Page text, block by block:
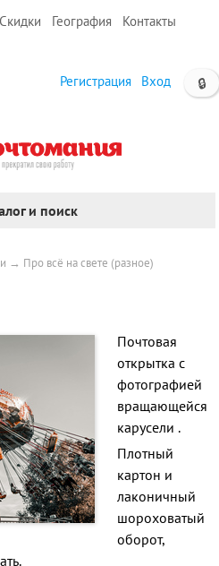
Скидки География
Контакты
🔒
Регистрация Вход
и поиск
→ Про всё на свете (разное)
Почтовая
открытка с
фотографией
вращающейся
карусели .
Плотный
картон и
лаконичный
шороховатый
оборот,